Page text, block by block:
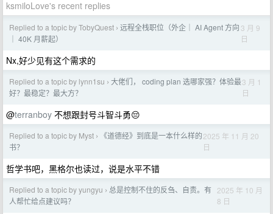
ksmiloLove's recent replies
Replied to a topic by TobyQuest › 远程全栈职位（外企｜ AI Agent 方向
｜ 40K 月薪起）
3 月 9
日
Nx,好少见有这个需求的
Replied to a topic by lynn1su › 大佬们， coding plan 选哪家强？体验最
好？最稳定？最大方？
3 月 1
日
@terranboy 不想跟封号斗智斗勇😔
Replied to a topic by Myst ›
《道德经》到底是一本什么样的
书？
2025 年 11 月 20
日
哲学书吧，黑格尔也读过，说是水平不错
Replied to a topic by yungyu › 总是控制不住的反刍、自责。有
人帮忙给点建议吗？
2025 年 10 月
8 日